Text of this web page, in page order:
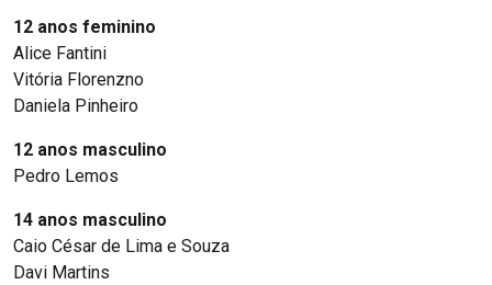
12 anos feminino
Alice Fantini
Vitória Florenzno
Daniela Pinheiro
12 anos masculino
Pedro Lemos
14 anos masculino
Caio César de Lima e Souza
Davi Martins